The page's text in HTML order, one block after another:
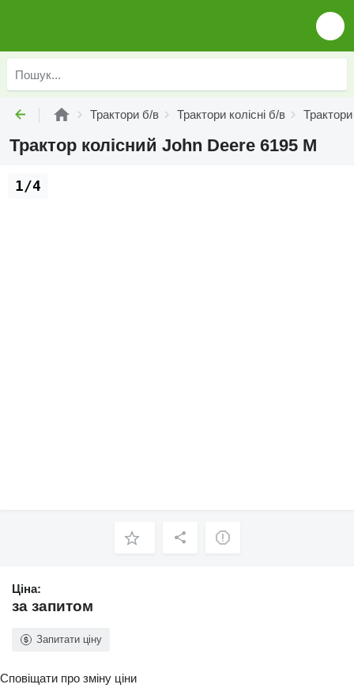
Трактори б/в Трактори колісні б/в
Трактор колісний John Deere 6195 M
1/4
Ціна:
за запитом
Запитати ціну
Сповіщати про зміну ціни